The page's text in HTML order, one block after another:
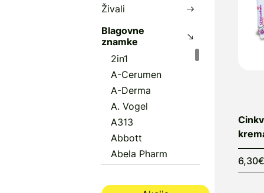
Živali
Blagovne
znamke
2in1
A-Cerumen
A-Derma
A. Vogel
A313
Abbott
Abela Pharm
Aboca
6,30€